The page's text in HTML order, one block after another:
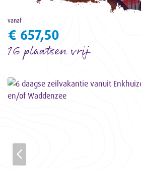
vanaf
€ 657,50
16 plaatsen vrij